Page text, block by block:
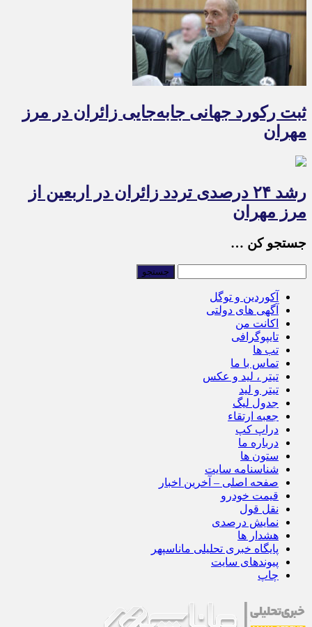
ثبت رکورد جهانی جابه‌جایی زائران در مرز
مهران
رشد ۲۴ درصدی تردد زائران در اربعین از
مرز مهران
جستجو کن …
آکوردین و توگل
آگهی های دولتی
اکانت من
تایپوگرافی
تب ها
تماس با ما
تیتر ، لید و عکس
تیتر و لید
جدول لیگ
جعبه ارتقاء
دراپ کپ
درباره ما
ستون ها
شناسنامه سایت
صفحه اصلی – آخرین اخبار
قیمت خودرو
نقل قول
نمایش درصدی
هشدار ها
پایگاه خبری تحلیلی ماناسپهر
پیوندهای سایت
چاپ